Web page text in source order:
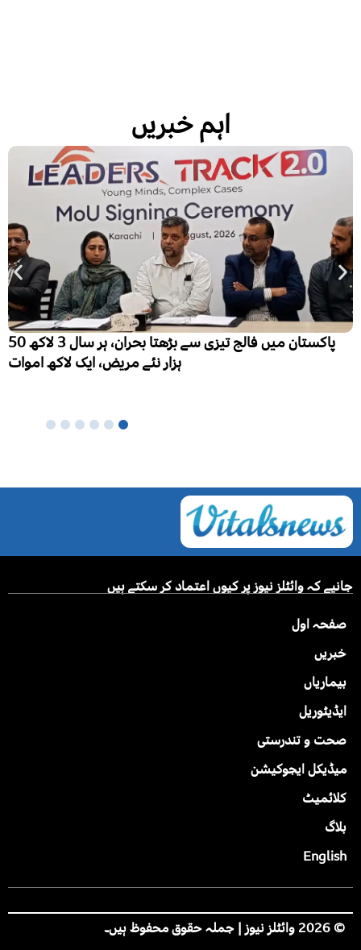
اہم خبریں
پنجاب میں تعلیم کے فروغ سے کزن میرج کا رجحان کم ہونے
لگا، ہر 10 میں سے 6 شادی شدہ خواتین نے رشتہ داروں میں
جانیے کہ وائٹلز نیوز پر کیوں اعتماد کر سکتے ہیں
صفحہ اول
خبریں
بیماریاں
ایڈیٹوریل
صحت و تندرستی
میڈیکل ایجوکیشن
کلائمیٹ
بلاگ
English
© 2026 وائٹلز نیوز | جملہ حقوق محفوظ ہیں۔